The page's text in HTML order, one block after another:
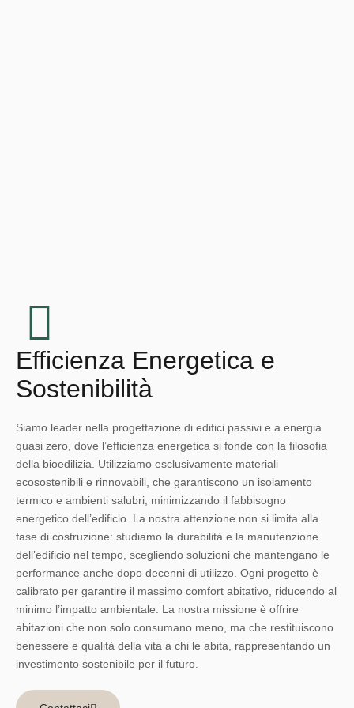
Efficienza Energetica e
Sostenibilità
Siamo leader nella progettazione di edifici passivi e a energia
quasi zero, dove l’efficienza energetica si fonde con la filosofia
della bioedilizia. Utilizziamo esclusivamente materiali
ecosostenibili e rinnovabili, che garantiscono un isolamento
termico e ambienti salubri, minimizzando il fabbisogno
energetico dell’edificio. La nostra attenzione non si limita alla
fase di costruzione: studiamo la durabilità e la manutenzione
dell’edificio nel tempo, scegliendo soluzioni che mantengano le
performance anche dopo decenni di utilizzo. Ogni progetto è
calibrato per garantire il massimo comfort abitativo, riducendo al
minimo l’impatto ambientale. La nostra missione è offrire
abitazioni che non solo consumano meno, ma che restituiscono
benessere e qualità della vita a chi le abita, rappresentando un
investimento sostenibile per il futuro.